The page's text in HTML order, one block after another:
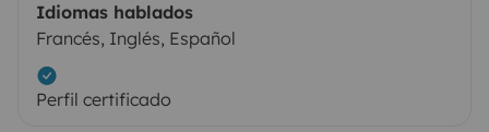
Idiomas hablados
Francés, Inglés, Español
Perfil certificado